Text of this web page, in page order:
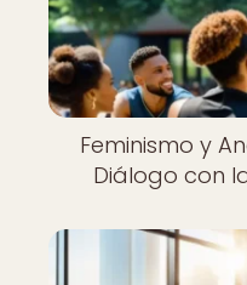
Feminismo y
Diálogo con